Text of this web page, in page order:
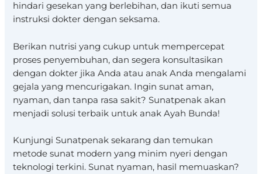
hindari gesekan yang berlebihan, dan ikuti semua
instruksi dokter dengan seksama.
Berikan nutrisi yang cukup untuk mempercepat
proses penyembuhan, dan segera konsultasikan
dengan dokter jika Anda atau anak Anda mengalami
gejala yang mencurigakan. Ingin sunat aman,
nyaman, dan tanpa rasa sakit? Sunatpenak akan
menjadi solusi terbaik untuk anak Ayah Bunda!
Kunjungi Sunatpenak sekarang dan temukan
metode sunat modern yang minim nyeri dengan
teknologi terkini. Sunat nyaman, hasil memuaskan?